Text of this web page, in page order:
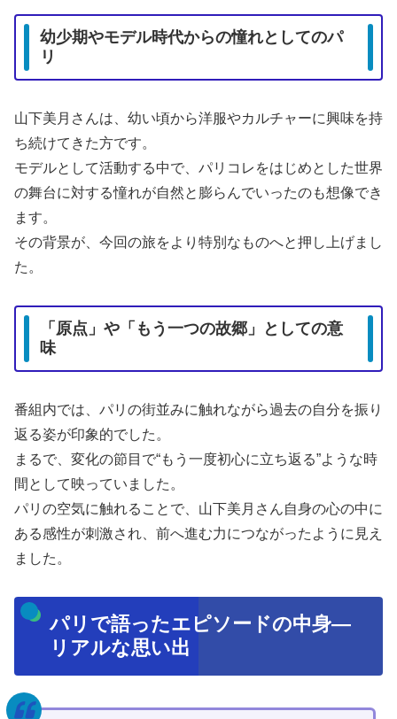
幼少期やモデル時代からの憧れとしてのパ
リ
山下美月さんは、幼い頃から洋服やカルチャーに興味を持
ち続けてきた方です。
モデルとして活動する中で、パリコレをはじめとした世界
の舞台に対する憧れが自然と膨らんでいったのも想像でき
ます。
その背景が、今回の旅をより特別なものへと押し上げまし
た。
「原点」や「もう一つの故郷」としての意
味
番組内では、パリの街並みに触れながら過去の自分を振り
返る姿が印象的でした。
まるで、変化の節目で“もう一度初心に立ち返る”ような時
間として映っていました。
パリの空気に触れることで、山下美月さん自身の心の中に
ある感性が刺激され、前へ進む力につながったように見え
ました。
パリで語ったエピソードの中身—
リアルな思い出